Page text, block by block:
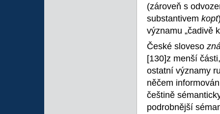
(zároveň s
substantivem kopt
významu „čadivě
České sloveso
[130]z menší
ostatní významy
něčem
češtině
podrobnější